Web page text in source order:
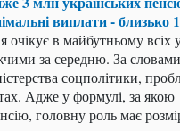
виплати - близько
очікує в майбутньому всіх
за середню. За словами
соцполітики,
Адже у формулі, за якою
головну роль має